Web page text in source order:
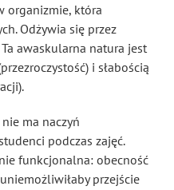
organizmie, która
Odżywia się przez
awaskularna natura jest
i słabością
ma naczyń
podczas zajęć.
funkcjonalna: obecność
przejście